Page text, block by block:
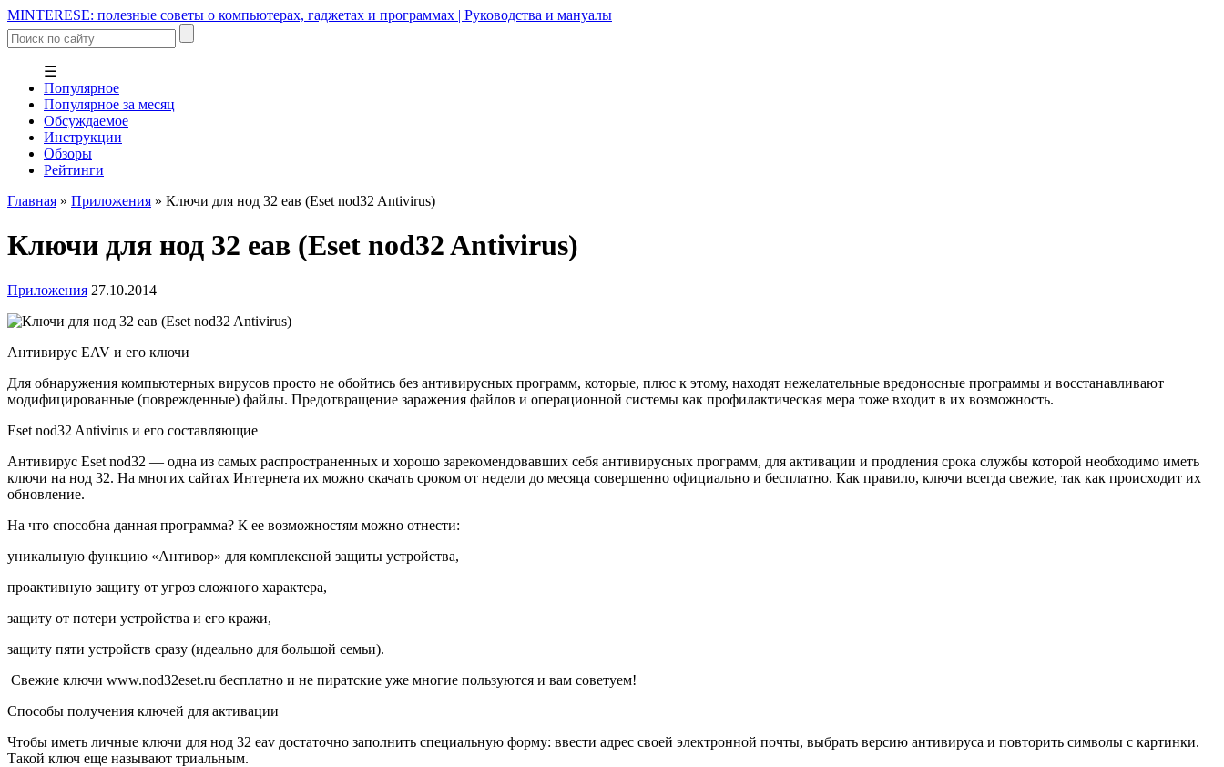
MINTERESE: полезные советы о компьютерах, гаджетах и программах | Руководства и мануалы
☰
Популярное
Популярное за месяц
Обсуждаемое
Инструкции
Обзоры
Рейтинги
Главная » Приложения » Ключи для нод 32 еав (Eset nod32 Antivirus)
Ключи для нод 32 еав (Eset nod32 Antivirus)
Приложения 27.10.2014
Антивирус EAV и его ключи
Для обнаружения компьютерных вирусов просто не обойтись без антивирусных программ, которые, плюс к этому, находят нежелательные вредоносные программы и восстанавливают
модифицированные (поврежденные) файлы. Предотвращение заражения файлов и операционной системы как профилактическая мера тоже входит в их возможность.
Eset nod32 Antivirus и его составляющие
Антивирус Eset nod32 — одна из самых распространенных и хорошо зарекомендовавших себя антивирусных программ, для активации и продления срока службы которой необходимо иметь
ключи на нод 32. На многих сайтах Интернета их можно скачать сроком от недели до месяца совершенно официально и бесплатно. Как правило, ключи всегда свежие, так как происходит их
обновление.
На что способна данная программа? К ее возможностям можно отнести:
уникальную функцию «Антивор» для комплексной защиты устройства,
проактивную защиту от угроз сложного характера,
защиту от потери устройства и его кражи,
защиту пяти устройств сразу (идеально для большой семьи).
Свежие ключи www.nod32eset.ru бесплатно и не пиратские уже многие пользуются и вам советуем!
Способы получения ключей для активации
Чтобы иметь личные ключи для нод 32 eav достаточно заполнить специальную форму: ввести адрес своей электронной почты, выбрать версию антивируса и повторить символы с картинки.
Такой ключ еще называют триальным.